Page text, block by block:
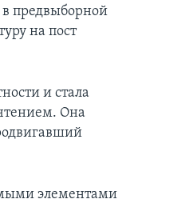
в предвыборной
на пост
и стала
Она
элементами